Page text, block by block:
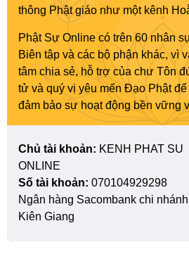
thông Phật giáo như một kênh
Phật Sự Online có trên 60 nhân
Biên tập và các bộ phận khác, vì
tâm chia sẻ, hỗ trợ của chư Tôn
tử và quý vị yêu mến Đạo Phật
đảm bảo sự hoạt động bền vững
Chủ tài khoản: KENH PHAT SU
ONLINE
Số tài khoản: 070104929298
Ngân hàng Sacombank chi nhánh
Kiên Giang